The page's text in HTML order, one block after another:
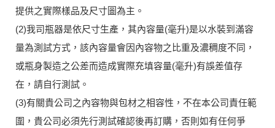
提供之實際樣品及尺寸圖為主。
(2)我司瓶器是依尺寸生產，其內容量(毫升)是以水裝到滿容
量為測試方式，該內容量會因內容物之比重及濃稠度不同，
或瓶身製造之公差而造成實際充填容量(毫升)有誤差值存
在，請自行測試。
(3)有關貴公司之內容物與包材之相容性，不在本公司責任範
圍，貴公司必須先行測試確認後再訂購，否則如有任何爭